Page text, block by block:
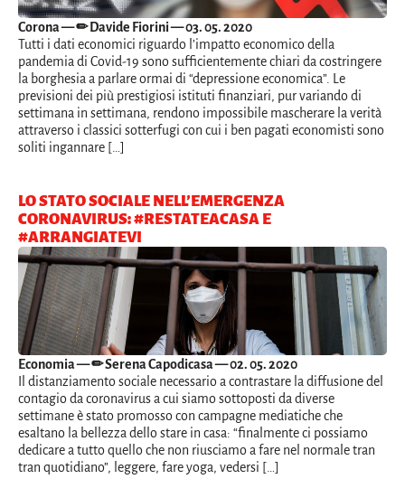
Corona— ✏ Davide Fiorini — 03. 05. 2020
Tutti i dati economici riguardo l’impatto economico della
pandemia di Covid-19 sono sufficientemente chiari da costringere
la borghesia a parlare ormai di “depressione economica”. Le
previsioni dei più prestigiosi istituti finanziari, pur variando di
settimana in settimana, rendono impossibile mascherare la verità
attraverso i classici sotterfugi con cui i ben pagati economisti sono
soliti ingannare […]
LO STATO SOCIALE NELL’EMERGENZA
CORONAVIRUS: #RESTATEACASA E
#ARRANGIATEVI
Economia— ✏ Serena Capodicasa — 02. 05. 2020
Il distanziamento sociale necessario a contrastare la diffusione del
contagio da coronavirus a cui siamo sottoposti da diverse
settimane è stato promosso con campagne mediatiche che
esaltano la bellezza dello stare in casa: “finalmente ci possiamo
dedicare a tutto quello che non riusciamo a fare nel normale tran
tran quotidiano”, leggere, fare yoga, vedersi […]